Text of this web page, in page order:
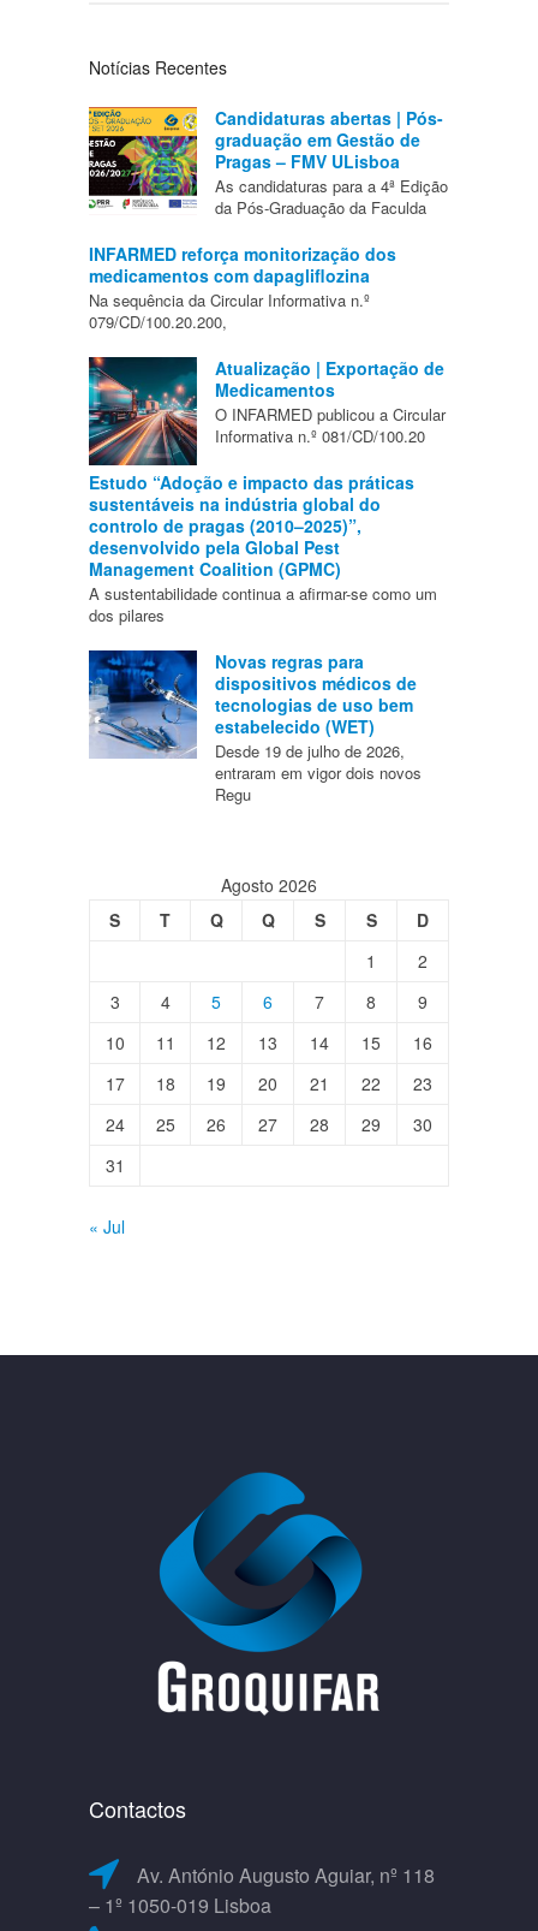
Notícias Recentes
Candidaturas abertas | Pós-
graduação em Gestão de
Pragas – FMV ULisboa
As candidaturas para a 4ª Edição
da Pós-Graduação da Faculda
INFARMED reforça monitorização dos
medicamentos com dapagliflozina
Na sequência da Circular Informativa n.º
079/CD/100.20.200,
Atualização | Exportação de
Medicamentos
O INFARMED publicou a Circular
Informativa n.º 081/CD/100.20
Estudo “Adoção e impacto das práticas
sustentáveis na indústria global do
controlo de pragas (2010–2025)”,
desenvolvido pela Global Pest
Management Coalition (GPMC)
A sustentabilidade continua a afirmar-se como um
dos pilares
Novas regras para
dispositivos médicos de
tecnologias de uso bem
estabelecido (WET)
Desde 19 de julho de 2026,
entraram em vigor dois novos
Regu
Agosto 2026
S
T Q Q S S
D
1
2
3
4 5 6 7 8
9
10
11 12 13 14 15
16
17
18 19 20 21 22
23
24
25 26 27 28 29
30
31
« Jul
Contactos
Av. António Augusto Aguiar, nº 118
– 1º 1050-019 Lisboa